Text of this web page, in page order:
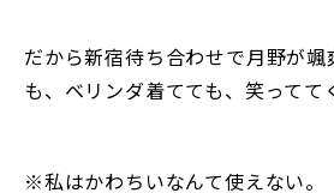
だから新宿待ち合わせで月野が
も、ベリンダ着てても、笑ってて
※私はかわちいなんて使えない。